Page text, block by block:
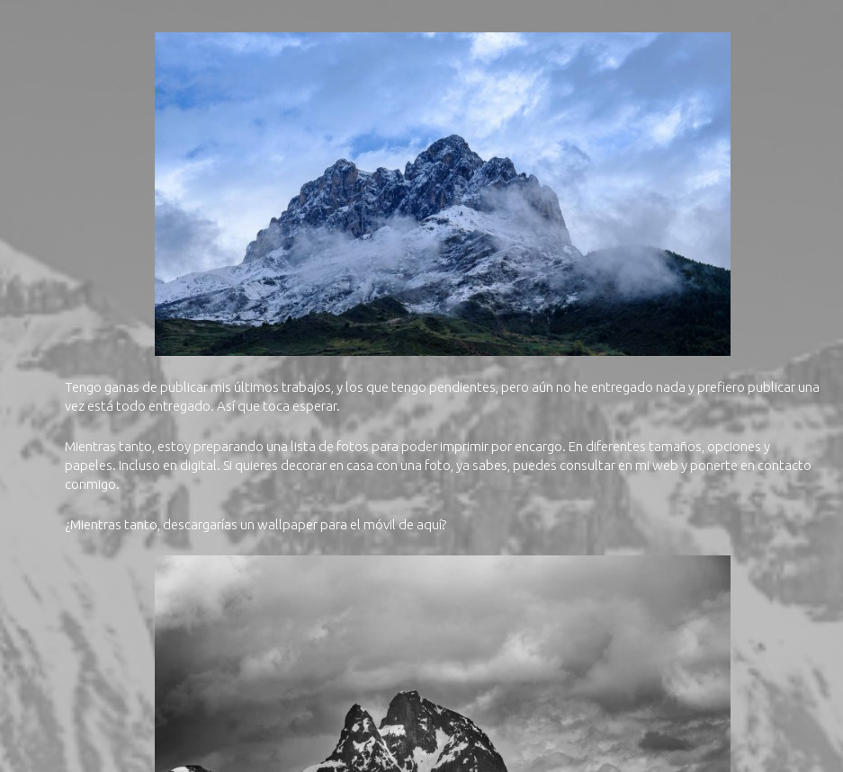
Tengo ganas de publicar mis últimos trabajos, y los que tengo pendientes, pero aún no he entregado nada y prefiero publicar una
vez está todo entregado. Así que toca esperar.
Mientras tanto, estoy preparando una lista de fotos para poder imprimir por encargo. En diferentes tamaños, opciones y
papeles. Incluso en digital. Si quieres decorar en casa con una foto, ya sabes, puedes consultar en mi web y ponerte en contacto
conmigo.
¿Mientras tanto, descargarías un wallpaper para el móvil de aquí?